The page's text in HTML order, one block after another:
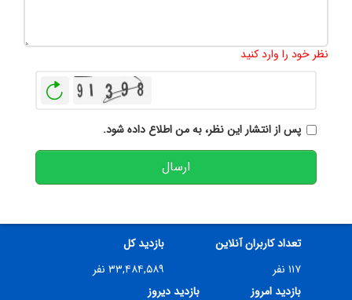
نظر خود را وارد کنید
پس از انتشار این نظر، به من اطلاع داده شود.
ارسال
تعداد کاربران آنلاین
۱۱۷ نفر
بازدید کل
۳۳,۴۸۴,۵۸۹ نفر
بازدید امروز
بازدید دیروز